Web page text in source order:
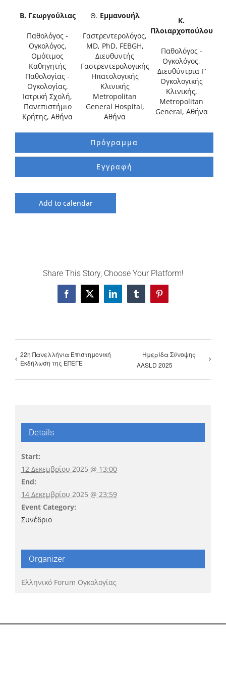
Β. Γεωργούλιας
Παθολόγος -
Ογκολόγος,
Ομότιμος
Καθηγητής
Παθολογίας -
Ογκολογίας,
Ιατρική Σχολή,
Πανεπιστήμιο
Κρήτης, Αθήνα
Θ. Εμμανουήλ
Γαστρεντερολόγος,
MD, PhD, FEBGH,
Διευθυντής
Γαστρεντερολογικής
Ηπατολογικής
Κλινικής
Metropolitan
General Hospital,
Αθήνα
Κ.
Πλοιαρχοπούλου
Παθολόγος -
Ογκολόγος,
Διευθύντρια Γ’
Ογκολογικής
Κλινικής,
Μetropolitan
General, Αθήνα
Πρόγραμμα
Εγγραφή
Add to calendar
Share This Story, Choose Your Platform!
Facebook
X LinkedInTumblrPinterest
22η Πανελλήνια Επιστημονική
Εκδήλωση της ΕΠΕΓΕ
Ημερίδα Σύνοψης
AASLD 2025
Details
Start:
12 Δεκεμβρίου 2025 @ 13:00
End:
14 Δεκεμβρίου 2025 @ 23:59
Event Category:
Συνέδριο
Organizer
Ελληνικό Forum Ογκολογίας